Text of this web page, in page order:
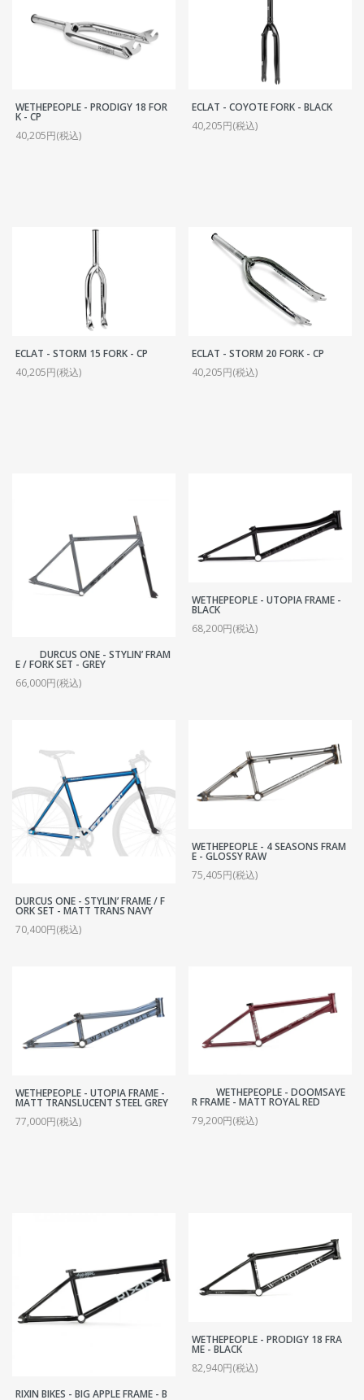
WETHEPEOPLE - PRODIGY 18 FOR
K - CP
40,205円(税込)
ECLAT - COYOTE FORK - BLACK
40,205円(税込)
ECLAT - STORM 15 FORK - CP
40,205円(税込)
ECLAT - STORM 20 FORK - CP
40,205円(税込)
DURCUS ONE - STYLIN’ FRAM
E / FORK SET - GREY
66,000円(税込)
WETHEPEOPLE - UTOPIA FRAME -
BLACK
68,200円(税込)
DURCUS ONE - STYLIN’ FRAME / F
ORK SET - MATT TRANS NAVY
70,400円(税込)
WETHEPEOPLE - 4 SEASONS FRAM
E - GLOSSY RAW
75,405円(税込)
WETHEPEOPLE - UTOPIA FRAME -
MATT TRANSLUCENT STEEL GREY
77,000円(税込)
WETHEPEOPLE - DOOMSAYE
R FRAME - MATT ROYAL RED
79,200円(税込)
RIXIN BIKES - BIG APPLE FRAME - B
WETHEPEOPLE - PRODIGY 18 FRA
ME - BLACK
82,940円(税込)